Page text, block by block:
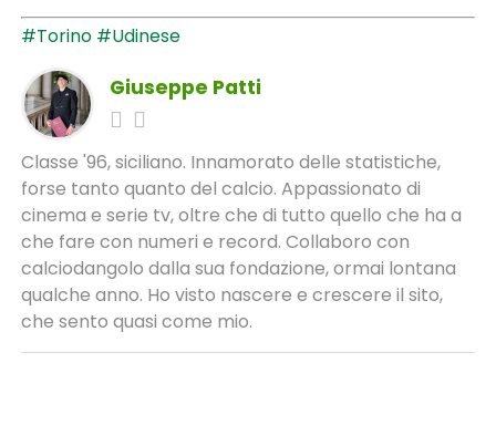
#Torino #Udinese
Giuseppe Patti
Classe '96, siciliano. Innamorato delle statistiche,
forse tanto quanto del calcio. Appassionato di
cinema e serie tv, oltre che di tutto quello che ha a
che fare con numeri e record. Collaboro con
calciodangolo dalla sua fondazione, ormai lontana
qualche anno. Ho visto nascere e crescere il sito,
che sento quasi come mio.